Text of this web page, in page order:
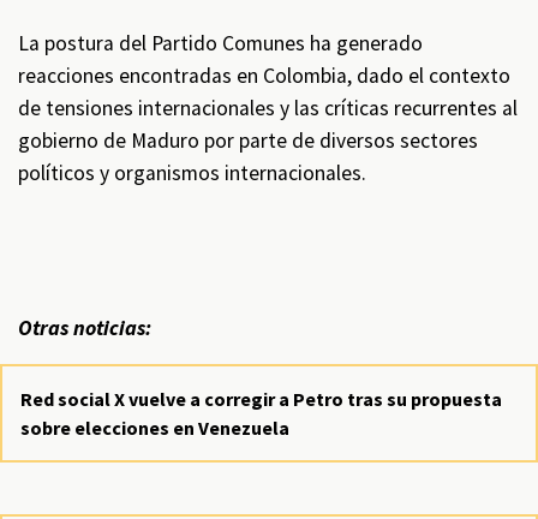
La postura del Partido Comunes ha generado
reacciones encontradas en Colombia, dado el contexto
de tensiones internacionales y las críticas recurrentes al
gobierno de Maduro por parte de diversos sectores
políticos y organismos internacionales.
Otras noticias:
Red social X vuelve a corregir a Petro tras su propuesta
sobre elecciones en Venezuela